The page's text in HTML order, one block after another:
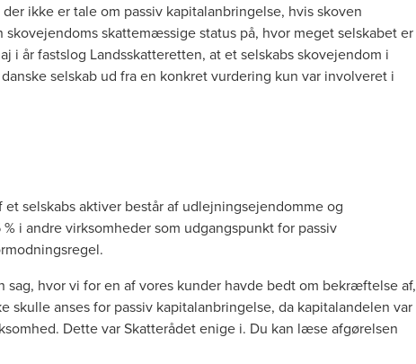
ikke er tale om passiv kapitalanbringelse, hvis skoven
skattemæssige status på, hvor meget selskabet er
i år fastslog Landsskatteretten, at et selskabs skovejendom i
selskab ud fra en konkret vurdering kun var involveret i
selskabs aktiver består af udlejningsejendomme og
i andre virksomheder som udgangspunkt for passiv
hvor vi for en af vores kunder havde bedt om bekræftelse af,
anses for passiv kapitalanbringelse, da kapitalandelen var
Dette var Skatterådet enige i. Du kan læse afgørelsen